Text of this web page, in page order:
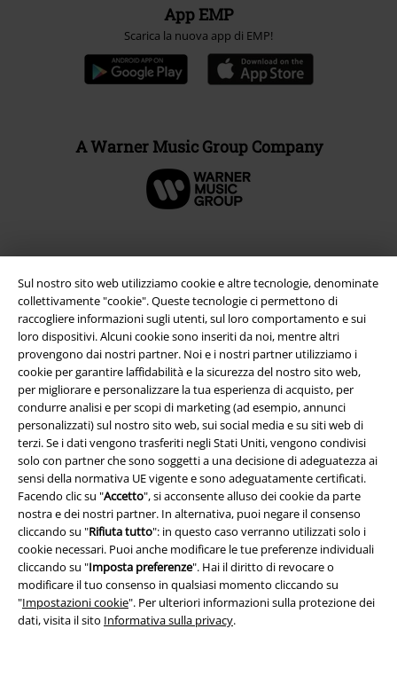
Sul nostro sito web utilizziamo cookie e altre tecnologie, denominate
collettivamente "cookie". Queste tecnologie ci permettono di
raccogliere informazioni sugli utenti, sul loro comportamento e sui
loro dispositivi. Alcuni cookie sono inseriti da noi, mentre altri
provengono dai nostri partner. Noi e i nostri partner utilizziamo i
cookie per garantire laffidabilità e la sicurezza del nostro sito web,
per migliorare e personalizzare la tua esperienza di acquisto, per
condurre analisi e per scopi di marketing (ad esempio, annunci
personalizzati) sul nostro sito web, sui social media e su siti web di
terzi. Se i dati vengono trasferiti negli Stati Uniti, vengono condivisi
solo con partner che sono soggetti a una decisione di adeguatezza ai
sensi della normativa UE vigente e sono adeguatamente certificati.
Facendo clic su "Accetto", si acconsente alluso dei cookie da parte
nostra e dei nostri partner. In alternativa, puoi negare il consenso
cliccando su "Rifiuta tutto": in questo caso verranno utilizzati solo i
cookie necessari. Puoi anche modificare le tue preferenze individuali
cliccando su "Imposta preferenze". Hai il diritto di revocare o
modificare il tuo consenso in qualsiasi momento cliccando su
"Impostazioni cookie". Per ulteriori informazioni sulla protezione dei
dati, visita il sito Informativa sulla privacy.
App EMP
Scarica la nuova app di EMP!
A Warner Music Group Company
Info legali
Termini & Condizioni
Redazione
Legge sulla Privacy
Smaltimento rifiuti e protezione dell’ambiente
Dichiarazione di Conformità